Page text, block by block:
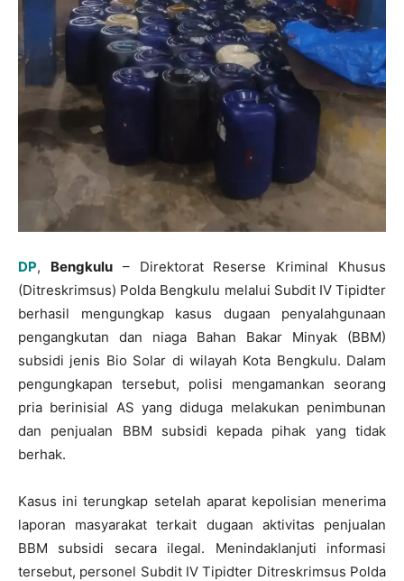
DP, Bengkulu– Direktorat Reserse Kriminal Khusus
(Ditreskrimsus) Polda Bengkulu melalui Subdit IV Tipidter
berhasil mengungkap kasus dugaan penyalahgunaan
pengangkutan dan niaga Bahan Bakar Minyak (BBM)
subsidi jenis Bio Solar di wilayah Kota Bengkulu. Dalam
pengungkapan tersebut, polisi mengamankan seorang
pria berinisial AS yang diduga melakukan penimbunan
dan penjualan BBM subsidi kepada pihak yang tidak
berhak.
Kasus ini terungkap setelah aparat kepolisian menerima
laporan masyarakat terkait dugaan aktivitas penjualan
BBM subsidi secara ilegal. Menindaklanjuti informasi
tersebut, personel Subdit IV Tipidter Ditreskrimsus Polda